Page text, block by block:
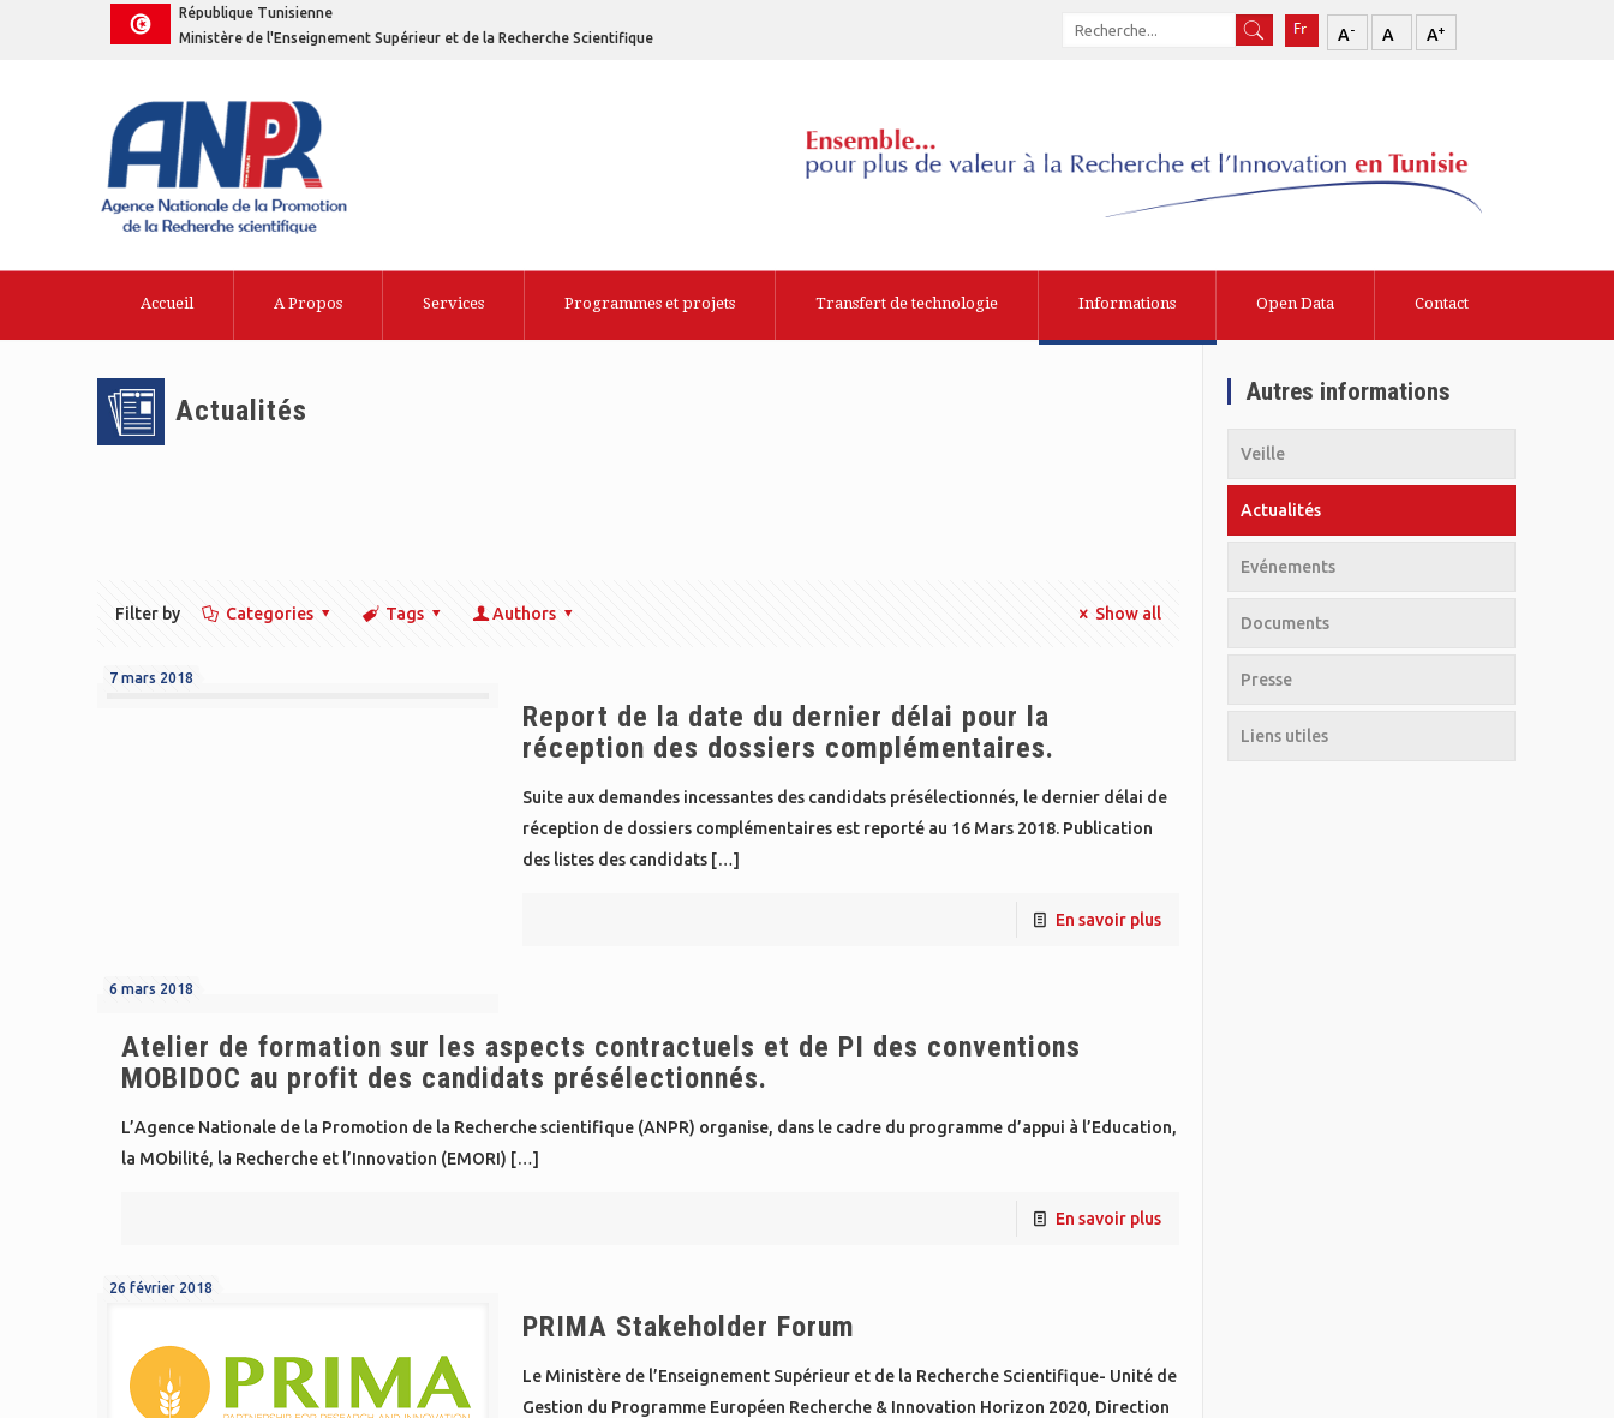
République Tunisienne
Ministère de l'Enseignement Supérieur et de la Recherche Scientifique
A- A A+
Accueil A Propos Services Programmes et projets Transfert de technologie Informations Open Data Contact
Actualités
Filter by Categories Tags Authors Show all
7 mars 2018
Report de la date du dernier délai pour la
réception des dossiers complémentaires.
Suite aux demandes incessantes des candidats présélectionnés, le dernier délai de
réception de dossiers complémentaires est reporté au 16 Mars 2018. Publication
des listes des candidats[…]
En savoir plus
6 mars 2018
Atelier de formation sur les aspects contractuels et de PI des conventions
MOBIDOC au profit des candidats présélectionnés.
L’Agence Nationale de la Promotion de la Recherche scientifique (ANPR) organise, dans le cadre du programme d’appui à l’Education,
la MObilité, la Recherche et l’Innovation (EMORI) […]
En savoir plus
26 février 2018
PRIMA Stakeholder Forum
Le Ministère de l’Enseignement Supérieur et de la Recherche Scientifique- Unité de
Gestion du Programme Européen Recherche & Innovation Horizon 2020, Direction
Autres informations
Veille
Actualités
Evénements
Documents
Presse
Liens utiles